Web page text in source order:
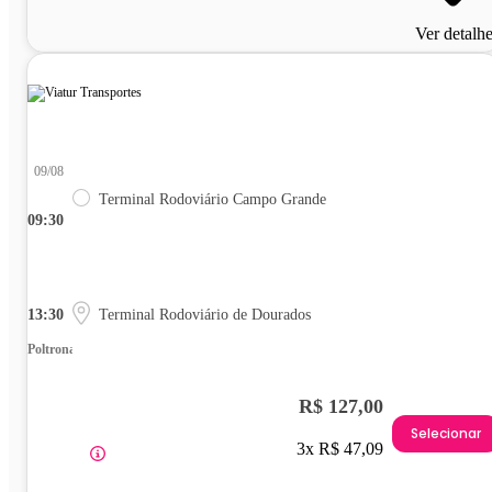
Ver
09:30
09/08
Terminal Rodoviário Campo Grande
13:30 Terminal Rodoviário de Dourados
Poltrona
R$ 127,00
3x R$ 47,09
Selecionar